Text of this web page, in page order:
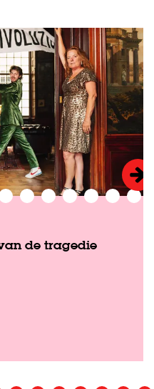
de tragedie